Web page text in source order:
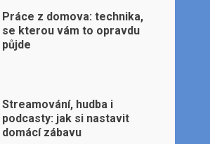
Práce z domova: technika,
se kterou vám to opravdu
půjde
Streamování, hudba i
podcasty: jak si nastavit
domácí zábavu